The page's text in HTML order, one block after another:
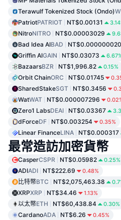
Terawulf Tokenized Stock (Ondo)
PatriotPATRIOT NT$0.00131
NitroNITRO NT$0.00003029
Bad Idea AIBAD
Griffin AIGAIN NT$0.03073
BazaarsBZR NT$1,996.82 0.15%
Orbit ChainORC NT$0.01745
SharedStakeSGT NT$0.3456
WatWAT NT$0.000007296
Zero1 LabsDEAI NT$0.03367
dForceDF NT$0.003254 0.35%
Linear FinanceLINA NT$0.000317
最常造訪加密貨幣
CasperCSPR NT$0.05982 0.25%
ADIADI NT$222.69 0.48%
比特幣BTC NT$2,075,463.38
XRPXRP NT$34.46 1.13%
以太幣ETH NT$60,438.84 0.30%
CardanoADA NT$6.26 0.45%